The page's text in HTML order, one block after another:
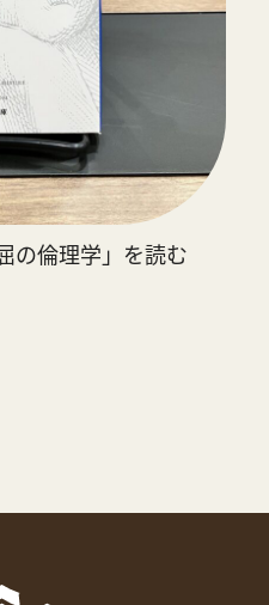
の倫理学」を読む